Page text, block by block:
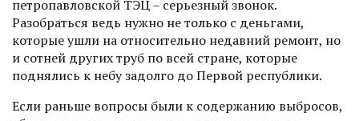
петропавловской ТЭЦ – серьезный звонок.
Разобраться ведь нужно не только с деньгами,
которые ушли на относительно недавний ремонт, но
и сотней других труб по всей стране, которые
поднялись к небу задолго до Первой республики.
Если раньше вопросы были к содержанию выбросов,